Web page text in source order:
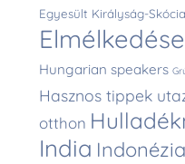
Egyesült Királyság-Skócia
Hungarian speakers
Hasznos tippek
otthon
India Indonézia